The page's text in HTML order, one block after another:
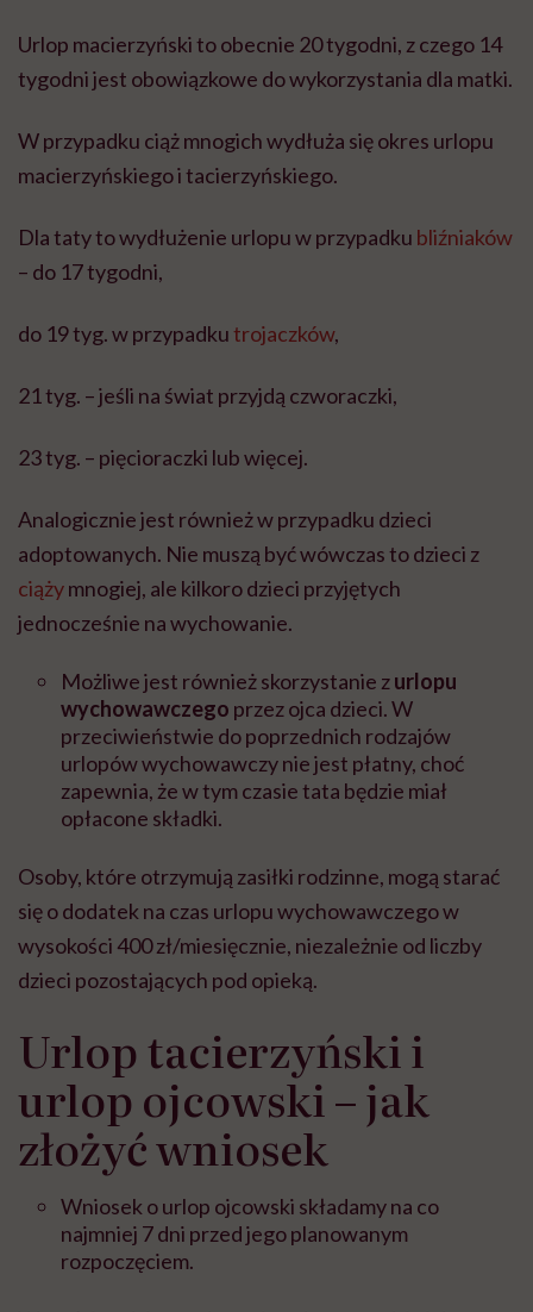
Urlop macierzyński to obecnie 20 tygodni, z czego 14
tygodni jest obowiązkowe do wykorzystania dla matki.
W przypadku ciąż mnogich wydłuża się okres urlopu
macierzyńskiego i tacierzyńskiego.
Dla taty to wydłużenie urlopu w przypadku bliźniaków
– do 17 tygodni,
do 19 tyg. w przypadkutrojaczków,
21 tyg. – jeśli na świat przyjdą czworaczki,
23 tyg. – pięcioraczki lub więcej.
Analogicznie jest również w przypadku dzieci
adoptowanych. Nie muszą być wówczas to dzieci z
ciążymnogiej, ale kilkoro dzieci przyjętych
jednocześnie na wychowanie.
Możliwe jest również skorzystanie zurlopu
wychowawczego przez ojca dzieci. W
przeciwieństwie do poprzednich rodzajów
urlopów wychowawczy nie jest płatny, choć
zapewnia, że w tym czasie tata będzie miał
opłacone składki.
Osoby, które otrzymują zasiłki rodzinne, mogą starać
się o dodatek na czas urlopu wychowawczego w
wysokości 400 zł/miesięcznie, niezależnie od liczby
dzieci pozostających pod opieką.
Urlop tacierzyński i
urlop ojcowski – jak
złożyć wniosek
Wniosek o urlop ojcowski składamy na co
najmniej 7 dni przed jego planowanym
rozpoczęciem.